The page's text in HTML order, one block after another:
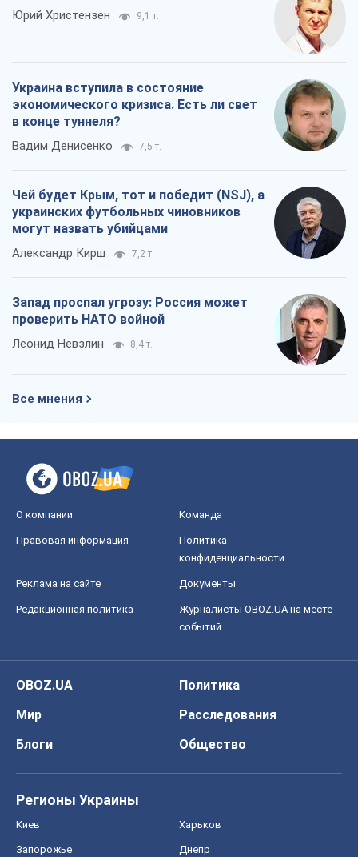
Юрий Христензен 9,1 т.
Украина вступила в состояние
экономического кризиса. Есть ли свет
в конце туннеля?
Вадим Денисенко 7,5 т.
Чей будет Крым, тот и победит (NSJ), а
украинских футбольных чиновников
могут назвать убийцами
Александр Кирш 7,2 т.
Запад проспал угрозу: Россия может
проверить НАТО войной
Леонид Невзлин 8,4 т.
Все мнения
О компании Команда
Правовая информация
Политика
конфиденциальности
Реклама на сайте Документы
Редакционная политика
Журналисты OBOZ.UA на месте
событий
OBOZ.UA
Политика
Мир
Расследования
Блоги
Общество
Регионы Украины
Киев Харьков
Запорожье Днепр